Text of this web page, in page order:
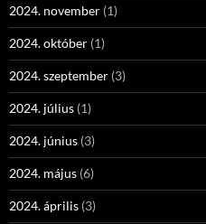
2024. november (1)
2024. október (1)
2024. szeptember (3)
2024. július (1)
2024. június (3)
2024. május (6)
2024. április (3)